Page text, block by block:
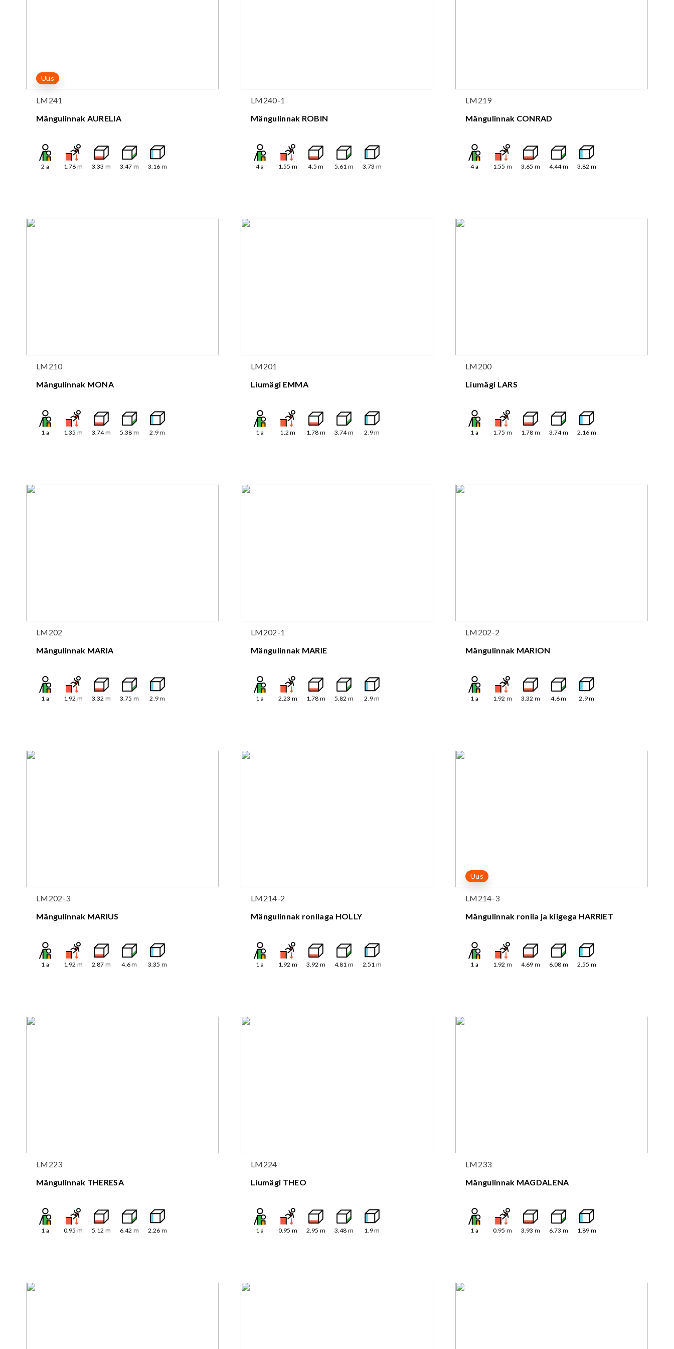
Uus
LM241
Mängulinnak AURELIA
2 a 1.76 m 3.33 m 3.47 m 3.16 m
LM240-1
Mängulinnak ROBIN
4a 1.55 m 4.5 m 5.61 m 3.73 m
LM219
Mängulinnak CONRAD
4a 1.55 m 3.65 m 4.44m 3.82 m
LM210
Mängulinnak MONA
1 a 1.35 m 3.74m 5.38 m 2.9m
LM201
Liumägi EMMA
1 a 1.2 m 1.78 m 3.74m 2.9m
LM200
Liumägi LARS
1 a 1.75 m 1.78 m 3.74m 2.16 m
LM202
Mängulinnak MARIA
1 a 1.92 m 3.32 m 3.75 m 2.9m
LM202-1
Mängulinnak MARIE
1 a 2.23 m 1.78 m 5.82 m 2.9m
LM202-2
Mängulinnak MARION
1 a 1.92 m 3.32 m 4.6m 2.9m
LM202-3
Mängulinnak MARIUS
1 a 1.92 m 2.87 m 4.6m 3.35 m
LM214-2
Mängulinnak ronilaga HOLLY
1 a 1.92 m 3.92 m 4.81 m 2.51 m
Uus
LM214-3
Mängulinnak ronila ja kiigega HARRIET
1 a 1.92 m 4.69 m 6.08 m 2.55 m
LM223
Mängulinnak THERESA
1 a 0.95 m 5.12 m 6.42 m 2.26 m
LM224
Liumägi THEO
1 a 0.95 m 2.95 m 3.48 m 1.9m
LM233
Mängulinnak MAGDALENA
1 a 0.95 m 3.93 m 6.73 m 1.89 m